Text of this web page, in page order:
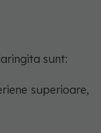
sunt:
superioare,